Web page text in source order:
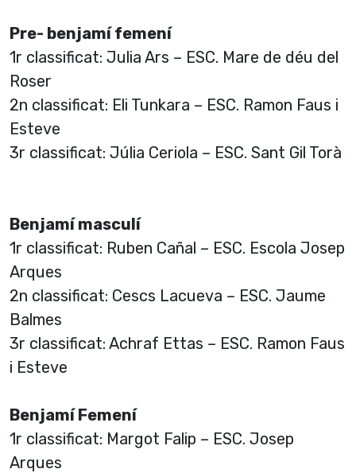
Pre- benjamí femení
1r classificat: Julia Ars – ESC. Mare de déu del
Roser
2n classificat: Eli Tunkara – ESC. Ramon Faus i
Esteve
3r classificat: Júlia Ceriola – ESC. Sant Gil Torà
Benjamí masculí
1r classificat: Ruben Cañal – ESC. Escola Josep
Arques
2n classificat: Cescs Lacueva – ESC. Jaume
Balmes
3r classificat: Achraf Ettas – ESC. Ramon Faus
i Esteve
Benjamí Femení
1r classificat: Margot Falip – ESC. Josep
Arques